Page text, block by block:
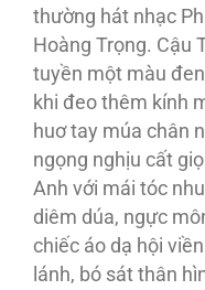
thường hát nhạc
Hoàng Trọng. Cậu
tuyền một màu
khi đeo thêm kính
huơ tay múa chân
ngọng nghịu cất
Anh với mái tóc
diêm dúa, ngực
chiếc áo dạ hội
lánh, bó sát thân